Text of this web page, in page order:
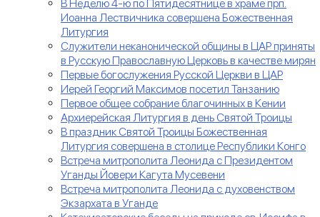
В Неделю 4-ю по Пятидесятнице в храме прп.
Иоанна Лествичника совершена Божественная
Литургия
Служители неканонической общины в ЦАР приняты
в Русскую Православную Церковь в качестве мирян
Первые богослужения Русской Церкви в ЦАР
Иерей Георгий Максимов посетил Танзанию
Первое общее собрание благочинных в Кении
Архиерейская Литургия в день Святой Троицы
В праздник Святой Троицы Божественная
Литургия совершена в столице Республики Конго
Встреча митрополита Леонида с Президентом
Уганды Йовери Кагута Мусевени
Встреча митрополита Леонида с духовенством
Экзархата в Уганде